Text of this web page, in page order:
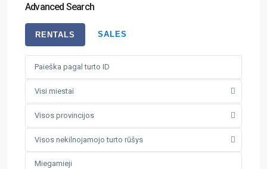
Advanced Search
RENTALS SALES
Visi miestai
Visos provincijos
Visos nekilnojamojo turto rūšys